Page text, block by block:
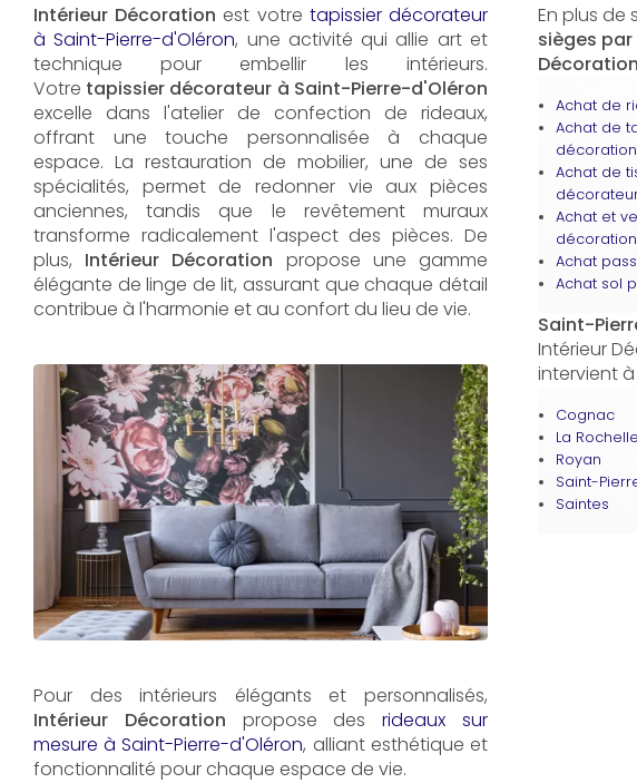
Intérieur Décoration est votre tapissier décorateur
à Saint-Pierre-d'Oléron, une activité qui allie art et
technique pour embellir les intérieurs.
Votre tapissier décorateur à Saint-Pierre-d'Oléron
excelle dans l'atelier de confection de rideaux,
offrant une touche personnalisée à chaque
espace. La restauration de mobilier, une de ses
spécialités, permet de redonner vie aux pièces
anciennes, tandis que le revêtement muraux
transforme radicalement l'aspect des pièces. De
plus, Intérieur Décoration propose une gamme
élégante de linge de lit, assurant que chaque détail
contribue à l'harmonie et au confort du lieu de vie.
Pour des intérieurs élégants et personnalisés,
Intérieur Décoration propose desrideaux sur
mesure à Saint-Pierre-d'Oléron, alliant esthétique et
fonctionnalité pour chaque espace de vie.
En plus de
sièges
Décoration
Achat de
Achat de
décoration
Achat de
Achat et
décoration
Achat
Achat sol
Saint-
Intérieur
intervient
Cognac
La Rochelle
Royan
Saint-
Saintes